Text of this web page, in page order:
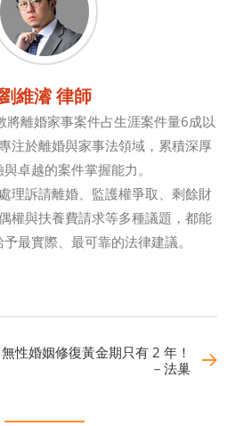
維濬 律師
將離婚家事案件占生涯案件量6成以
注於離婚與家事法領域，累積深厚
卓越的案件掌握能力。
理訴請離婚、監護權爭取、剩餘財
權與扶養費請求等多種議題，都能
最實際、最可靠的法律建議。
性婚姻修復黃金期只有 2 年！
－法巢